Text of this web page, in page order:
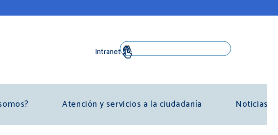
Atención y servicios a la ciudadanía Noticias